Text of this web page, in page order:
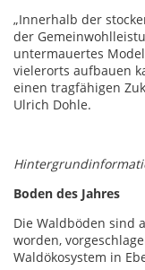
„Innerhalb der
der
untermauertes
vielerorts aufbauen
einen tragfähigen
Ulrich Dohle.
Boden des Jahres
Die Waldböden sind
worden,
Waldökosystem in